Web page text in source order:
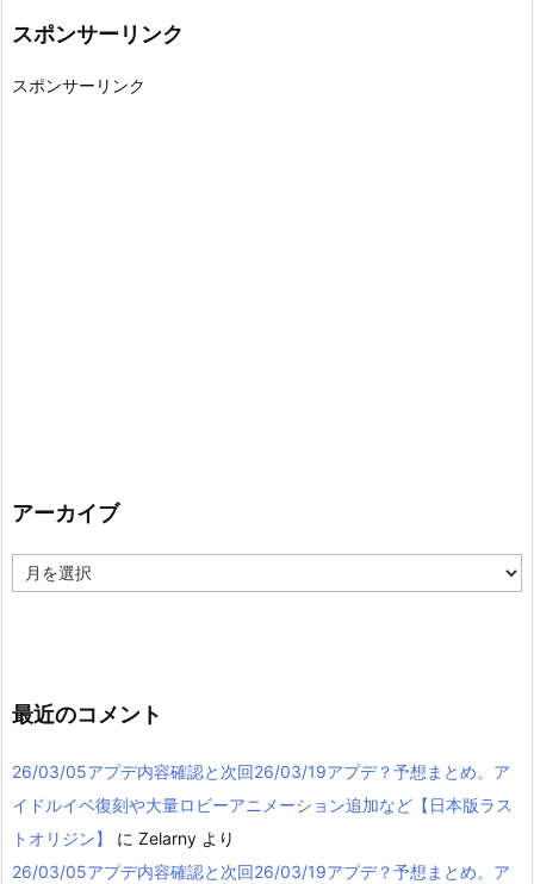
スポンサーリンク
スポンサーリンク
アーカイブ
ー
最近のコメント
26/03/05アプデ内容確認と次回26/03/19アプデ？予想まとめ。ア
イドルイベ復刻や大量ロビーアニメーション追加など【日本版ラス
トオリジン】
に Zelarny より
26/03/05アプデ内容確認と次回26/03/19アプデ？予想まとめ。ア